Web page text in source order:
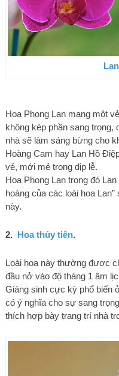
Hoa Phong Lan mang một
không kép phần sang trọng,
nhà sẽ làm sáng bừng cho
Hoàng Cam hay Lan Hồ
vẻ, mới mẻ trong dịp lễ.
Hoa Phong Lan trong đó
hoàng của các loài hoa
này.
2. Hoa thủy tiên.
Loài hoa này thường được
đầu nở vào độ tháng 1 âm
Giáng sinh cực kỳ phổ biến
có ý nghĩa cho sự sang
thích hợp bày trang trí nhà